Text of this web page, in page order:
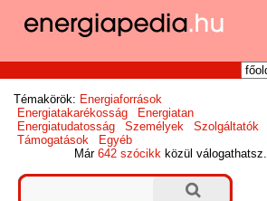
Témakörök: Energiaforrások
Energiatakarékosság
Energiatan
Energiatudatosság
Személyek
Szolgáltatók
Támogatások
Egyéb
Már642 szócikk közül válogathatsz.